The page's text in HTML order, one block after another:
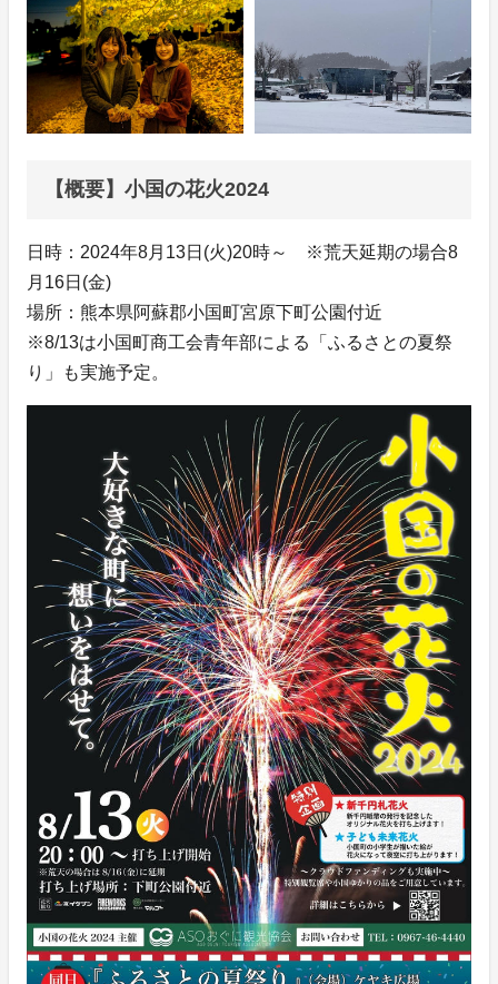
【概要】小国の花火2024
日時：2024年8月13日(火)20時～ ※荒天延期の場合8
月16日(金)
場所：熊本県阿蘇郡小国町宮原下町公園付近
※8/13は小国町商工会青年部による「ふるさとの夏祭
り」も実施予定。